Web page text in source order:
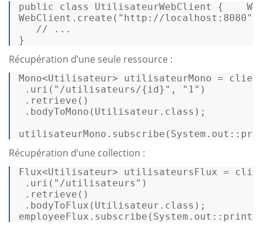
public class UtilisateurWebClient {
WebClient.create( "http://localhost:8080"
// ...
}
Récupération d’une seule ressource :
Mono<Utilisateur> utilisateurMono =
.uri( "/utilisateurs/{id}" , "1" )
.retrieve()
.bodyToMono(Utilisateur. class );
utilisateurMono.subscribe(System. out
Récupération d’une collection :
Flux<Utilisateur> utilisateursFlux =
.uri( "/utilisateurs" )
.retrieve()
.bodyToFlux(Utilisateur. class );
employeeFlux.subscribe(System. out